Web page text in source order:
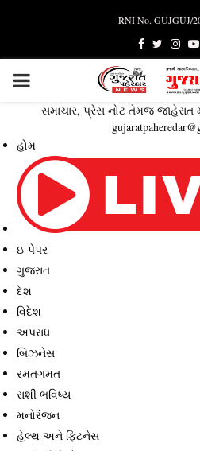
RNI No. GUJGUJ/
Facebook
Twitter
PRIMARY
MENU
સમાચાર, પ્રેસ નોટ તેમજ જાહેરાત
હોમ
ઇ-પેપર
ગુજરાત
દેશ
વિદેશ
અપરાધ
બિઝનેસ
રમતગમત
રાશી ભવિષ્ય
મનોરંજન
હેલ્થ અને ફિટનેસ